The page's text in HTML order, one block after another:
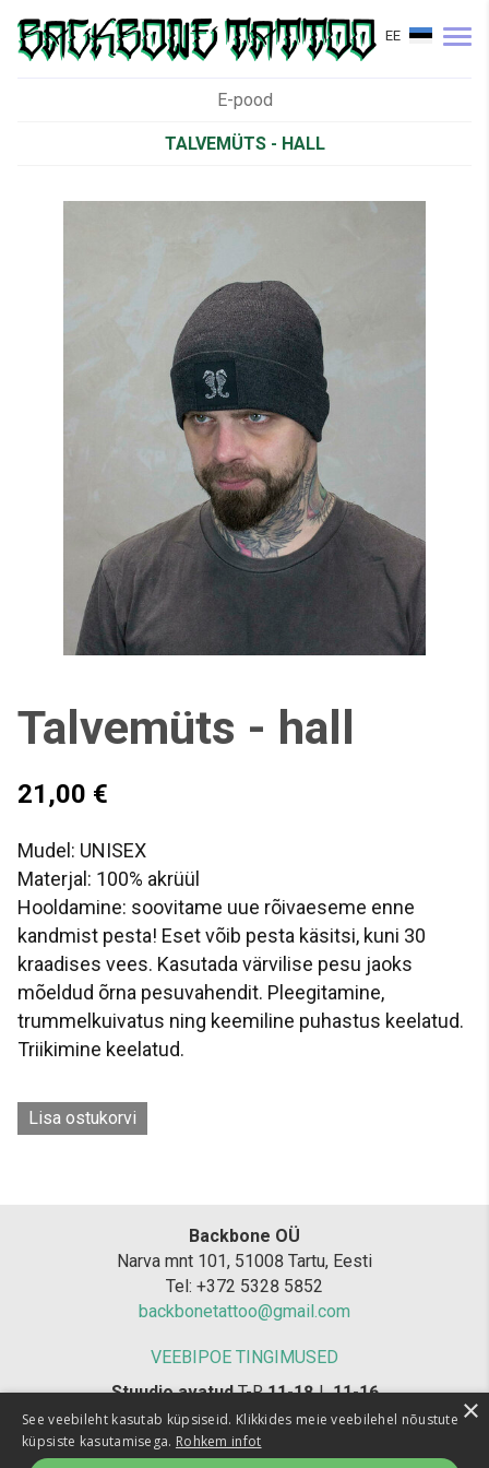
EE
E-pood
TALVEMÜTS - HALL
Talvemüts - hall
21,00 €
Mudel: UNISEX
Materjal: 100% akrüül
Hooldamine: soovitame uue rõivaeseme enne
kandmist pesta! Eset võib pesta käsitsi, kuni 30
kraadises vees. Kasutada värvilise pesu jaoks
mõeldud õrna pesuvahendit. Pleegitamine,
trummelkuivatus ning keemiline puhastus keelatud.
Triikimine keelatud.
Lisa ostukorvi
Backbone OÜ
Narva mnt 101, 51008 Tartu, Eesti
Tel: +372 5328 5852
backbonetattoo@gmail.com
VEEBIPOE TINGIMUSED
Stuudio avatudT-R11-18L11-16
Tätoveerijad konsulteerivad T-R12-16 ×
See veebileht kasutab küpsiseid. Klikkides meie veebilehel nõustute
küpsiste kasutamisega. Rohkem infot